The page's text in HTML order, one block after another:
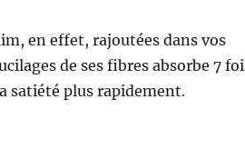
en effet, rajoutées dans vos
de ses fibres absorbe 7
satiété plus rapidement.